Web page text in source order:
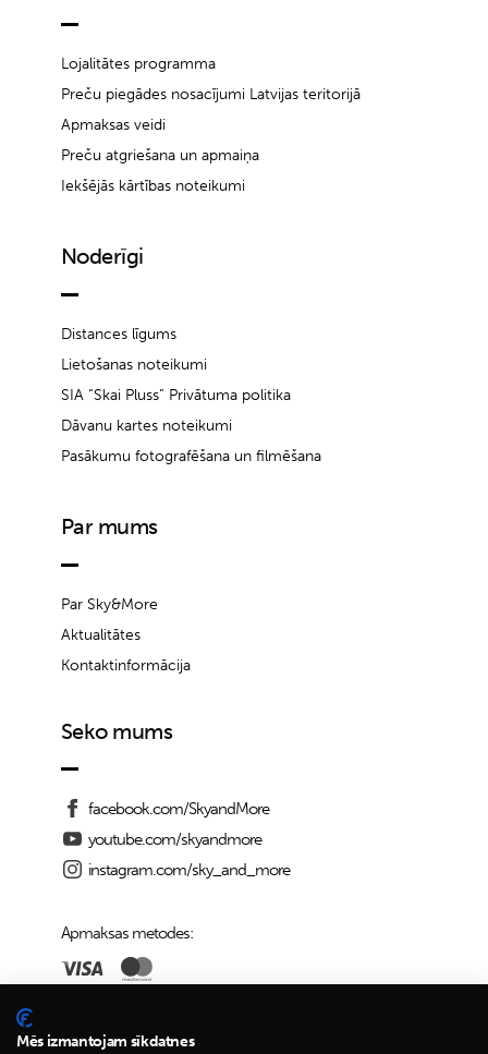
Lojalitātes programma
Preču piegādes nosacījumi Latvijas teritorijā
Apmaksas veidi
Preču atgriešana un apmaiņa
Iekšējās kārtības noteikumi
Noderīgi
Distances līgums
Lietošanas noteikumi
SIA “Skai Pluss” Privātuma politika
Dāvanu kartes noteikumi
Pasākumu fotografēšana un filmēšana
Par mums
Par Sky&More
Aktualitātes
Kontaktinformācija
Seko mums
facebook.com/SkyandMore
youtube.com/skyandmore
instagram.com/sky_and_more
Apmaksas metodes:
Piegādes iespējas:
Mēs izmantojam sīkdatnes